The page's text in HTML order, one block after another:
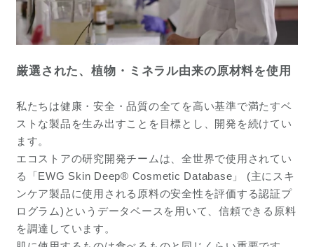
厳選された、植物・ミネラル由来の原材料を使用
私たちは健康・安全・品質の全てを高い基準で満たすベ
ストな製品を生み出すことを目標とし、開発を続けてい
ます。
エコストアの研究開発チームは、全世界で使用されてい
る「EWG Skin Deep® Cosmetic Database 」 (主にスキ
ンケア製品に使用される原料の安全性を評価する認証プ
ログラム)というデータベースを用いて、信頼できる原料
を調達しています。